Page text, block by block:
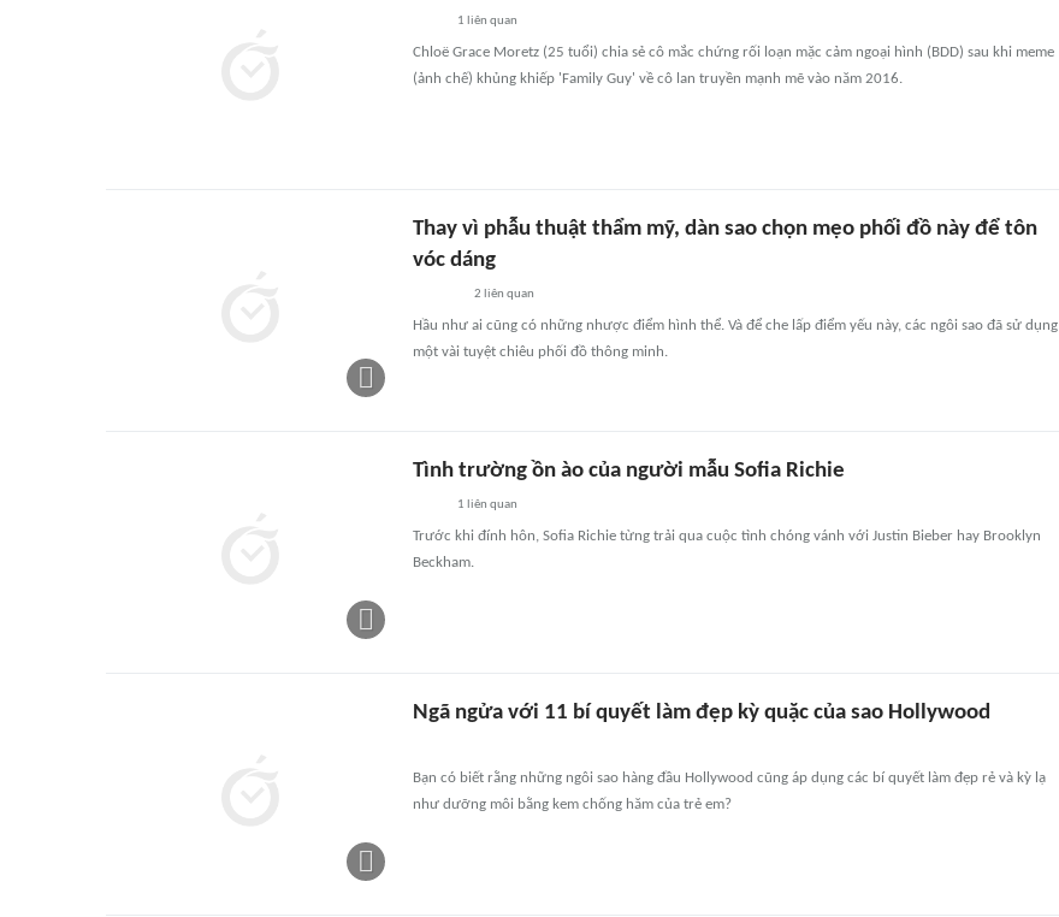
1 liên quan
Chloë Grace Moretz (25 tuổi) chia sẻ cô mắc chứng rối loạn mặc cảm ngoại hình (BDD) sau khi meme
(ảnh chế) khủng khiếp 'Family Guy' về cô lan truyền mạnh mẽ vào năm 2016.
Thay vì phẫu thuật thẩm mỹ, dàn sao chọn mẹo phối đồ này để tôn
vóc dáng
2 liên quan
Hầu như ai cũng có những nhược điểm hình thể. Và để che lấp điểm yếu này, các ngôi sao đã sử dụng
một vài tuyệt chiêu phối đồ thông minh.
Tình trường ồn ào của người mẫu Sofia Richie
1 liên quan
Trước khi đính hôn, Sofia Richie từng trải qua cuộc tình chóng vánh với Justin Bieber hay Brooklyn
Beckham.
Ngã ngửa với 11 bí quyết làm đẹp kỳ quặc của sao Hollywood
Bạn có biết rằng những ngôi sao hàng đầu Hollywood cũng áp dụng các bí quyết làm đẹp rẻ và kỳ lạ
như dưỡng môi bằng kem chống hăm của trẻ em?